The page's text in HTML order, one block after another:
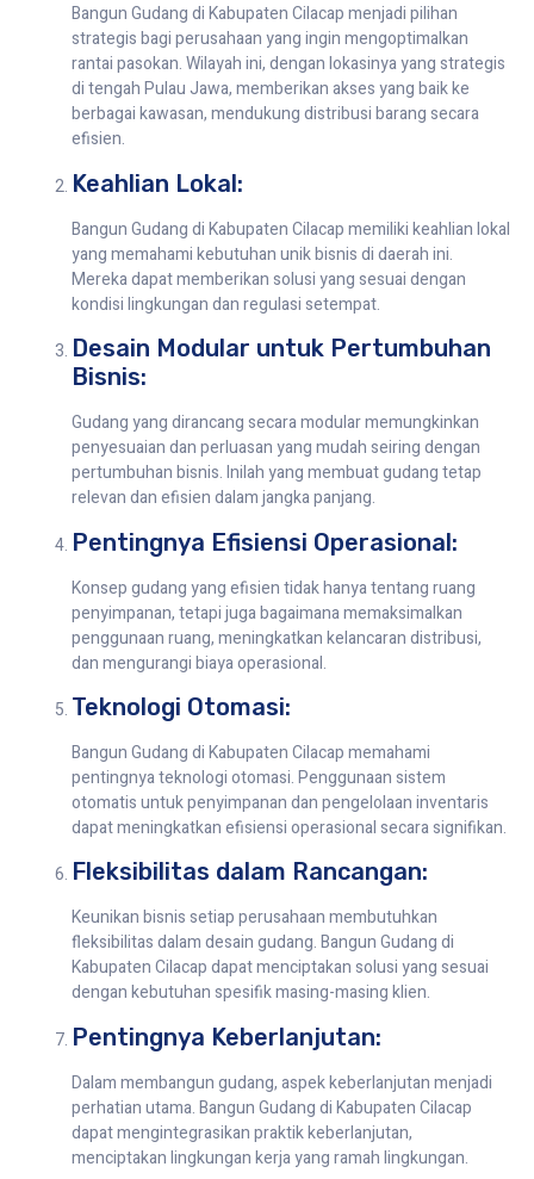
Bangun Gudang di Kabupaten Cilacap menjadi pilihan
strategis bagi perusahaan yang ingin mengoptimalkan
rantai pasokan. Wilayah ini, dengan lokasinya yang strategis
di tengah Pulau Jawa, memberikan akses yang baik ke
berbagai kawasan, mendukung distribusi barang secara
efisien.
Keahlian Lokal:
Bangun Gudang di Kabupaten Cilacap memiliki keahlian lokal
yang memahami kebutuhan unik bisnis di daerah ini.
Mereka dapat memberikan solusi yang sesuai dengan
kondisi lingkungan dan regulasi setempat.
Desain Modular untuk Pertumbuhan
Bisnis:
Gudang yang dirancang secara modular memungkinkan
penyesuaian dan perluasan yang mudah seiring dengan
pertumbuhan bisnis. Inilah yang membuat gudang tetap
relevan dan efisien dalam jangka panjang.
Pentingnya Efisiensi Operasional:
Konsep gudang yang efisien tidak hanya tentang ruang
penyimpanan, tetapi juga bagaimana memaksimalkan
penggunaan ruang, meningkatkan kelancaran distribusi,
dan mengurangi biaya operasional.
Teknologi Otomasi:
Bangun Gudang di Kabupaten Cilacap memahami
pentingnya teknologi otomasi. Penggunaan sistem
otomatis untuk penyimpanan dan pengelolaan inventaris
dapat meningkatkan efisiensi operasional secara signifikan.
Fleksibilitas dalam Rancangan:
Keunikan bisnis setiap perusahaan membutuhkan
fleksibilitas dalam desain gudang. Bangun Gudang di
Kabupaten Cilacap dapat menciptakan solusi yang sesuai
dengan kebutuhan spesifik masing-masing klien.
Pentingnya Keberlanjutan:
Dalam membangun gudang, aspek keberlanjutan menjadi
perhatian utama. Bangun Gudang di Kabupaten Cilacap
dapat mengintegrasikan praktik keberlanjutan,
menciptakan lingkungan kerja yang ramah lingkungan.